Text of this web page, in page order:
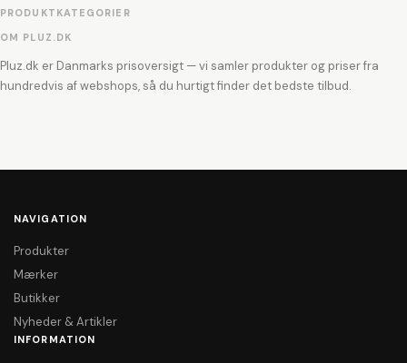
PRODUKTKATEGORIER
OM PLUZ.DK
Pluz.dk er Danmarks prisoversigt — vi samler produkter og priser fra
hundredvis af webshops, så du hurtigt finder det bedste tilbud.
NAVIGATION
Produkter
Mærker
Butikker
Nyheder & Artikler
INFORMATION